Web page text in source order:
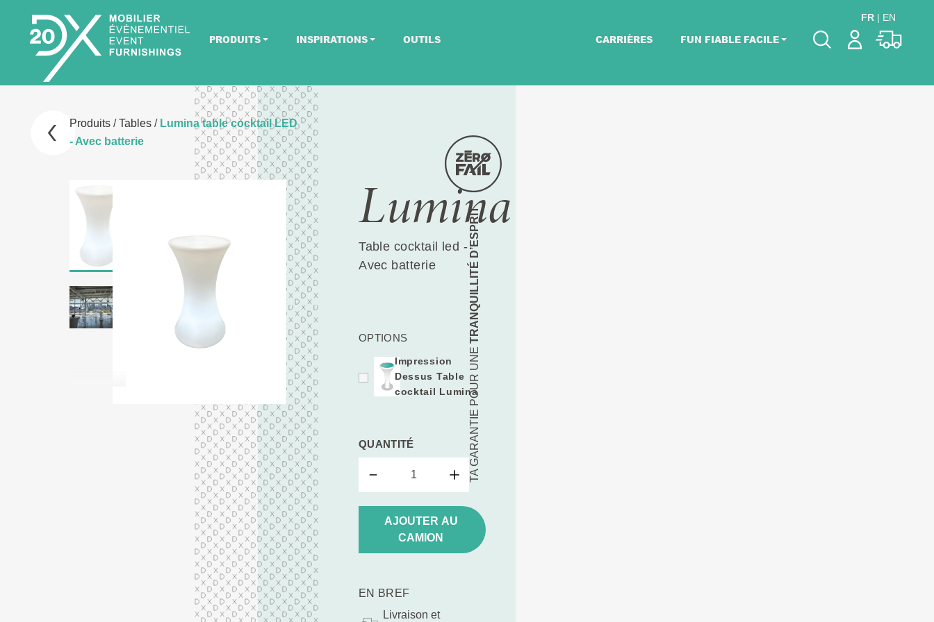
PRODUITS INSPIRATIONS OUTILS CARRIÈRES FUN FIABLE FACILE
FR| EN
Produits/Tables/ Lumina table cocktail LED
- Avec batterie
TA GARANTIE POUR UNE
TRANQUILLITÉ D’ESPRIT
Lumina
Table cocktail led -
Avec batterie
OPTIONS
Impression
Dessus Table
cocktail Lumina
QUANTITÉ
AJOUTER AU
CAMION
EN BREF
Livraison et